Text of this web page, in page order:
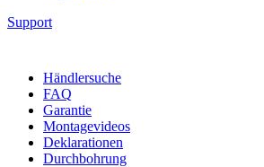
Support
Händlersuche
FAQ
Garantie
Montagevideos
Deklarationen
Durchbohrung